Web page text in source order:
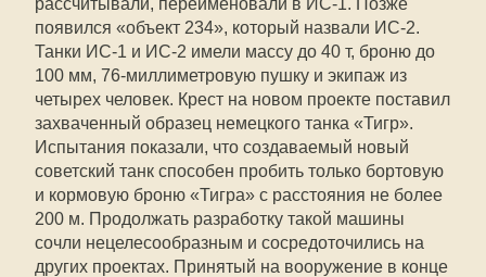
рассчитывали, переименовали в ИС-1. Позже
появился «объект 234», который назвали ИС-2.
Танки ИС-1 и ИС-2 имели массу до 40 т, броню до
100 мм, 76-миллиметровую пушку и экипаж из
четырех человек. Крест на новом проекте поставил
захваченный образец немецкого танка «Тигр».
Испытания показали, что создаваемый новый
советский танк способен пробить только бортовую
и кормовую броню «Тигра» с расстояния не более
200 м. Продолжать разработку такой машины
сочли нецелесообразным и сосредоточились на
других проектах. Принятый на вооружение в конце